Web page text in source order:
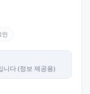
인
니다 (정보 제공용)